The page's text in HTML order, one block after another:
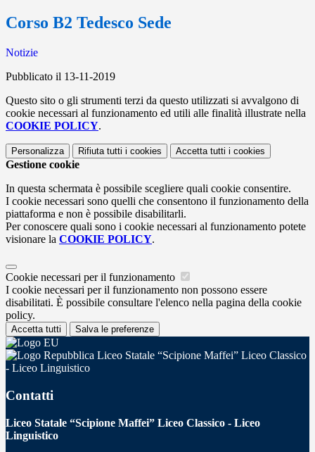
Corso B2 Tedesco Sede
Notizie
Pubblicato il 13-11-2019
Questo sito o gli strumenti terzi da questo utilizzati si avvalgono di
cookie necessari al funzionamento ed utili alle finalità illustrate nella
COOKIE POLICY.
Personalizza Rifiuta tutti i cookies Accetta tutti i cookies
Gestione cookie
In questa schermata è possibile scegliere quali cookie consentire.
I cookie necessari sono quelli che consentono il funzionamento della
piattaforma e non è possibile disabilitarli.
Per conoscere quali sono i cookie necessari al funzionamento potete
visionare la COOKIE POLICY.
Cookie necessari per il funzionamento
I cookie necessari per il funzionamento non possono essere
disabilitati. È possibile consultare l'elenco nella pagina della cookie
policy.
Accetta tutti Salva le preferenze
Liceo Statale “Scipione Maffei” Liceo Classico
- Liceo Linguistico
Contatti
Liceo Statale “Scipione Maffei” Liceo Classico - Liceo
Linguistico